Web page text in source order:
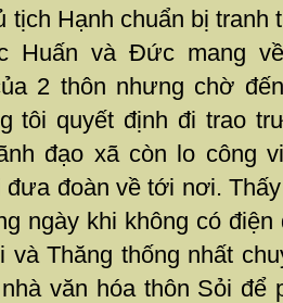
tịch Hạnh chuẩn bị tranh
Huấn và Đức mang
2 thôn nhưng chờ
tôi quyết định đi trao
đạo xã còn lo công
đưa đoàn về tới nơi.
ngày khi không có
và Thăng thống nhất
văn hóa thôn Sỏi để